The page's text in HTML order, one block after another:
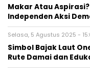
BERITA TERBARU
Pers Rilis
Haier Gandeng AO 1
Peluang bagi Petenis
Tampil di Ajang Grand